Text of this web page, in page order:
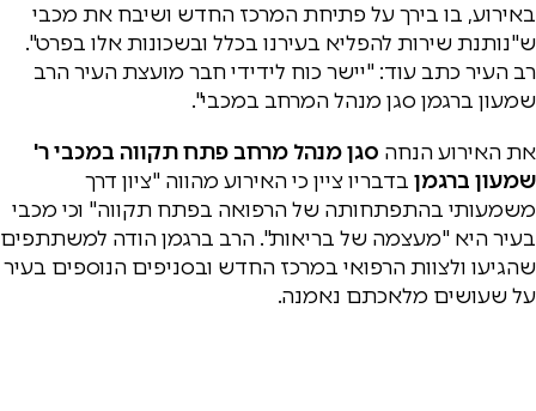
באירוע, בו בירך על פתיחת המרכז החדש ושיבח את מכבי
ש"נותנת שירות להפליא בעירנו בכלל ובשכונות אלו בפרט".
רב העיר כתב עוד: "יישר כוח לידידי חבר מועצת העיר הרב
שמעון ברגמן סגן מנהל המרחב במכבי".
את האירוע הנחה סגןמנהל מרחב פתח תקווה במכביר'
שמעון ברגמן בדבריו ציין כי האירוע מהווה "ציון דרך
משמעותי בהתפתחותה של הרפואה בפתח תקווה" וכי מכבי
בעיר היא "מעצמה של בריאות". הרב ברגמן הודה למשתתפים
שהגיעו ולצוות הרפואי במרכז החדש ובסניפים הנוספים בעיר
על שעושים מלאכתם נאמנה.